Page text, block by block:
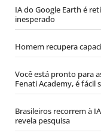
IA do Google Earth é
inesperado
Homem recupera
Você está pronto para
Fenati Academy, é fácil
Brasileiros recorrem à
revela pesquisa